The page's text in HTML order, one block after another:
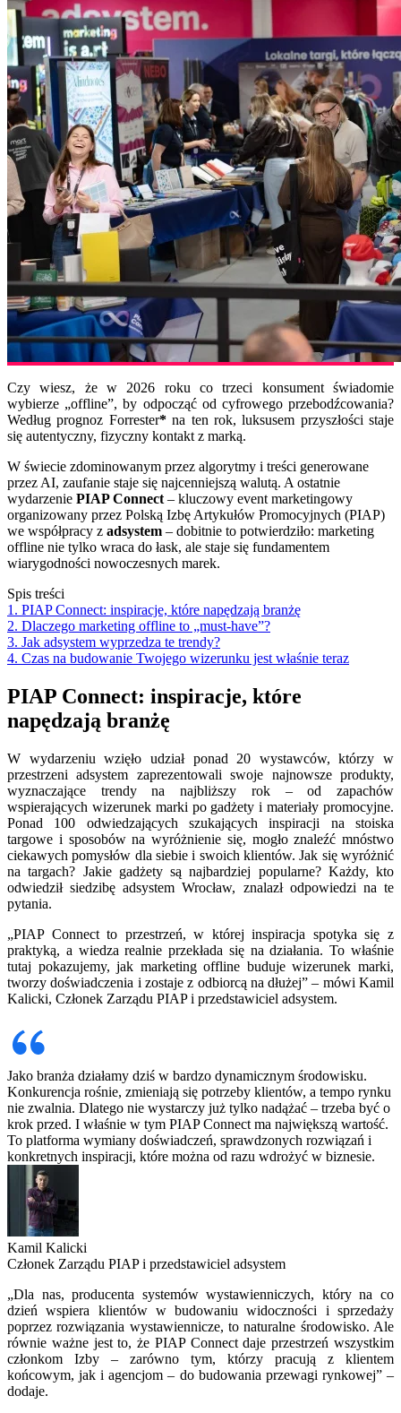
Czy wiesz, że w 2026 roku co trzeci konsument świadomie
wybierze „offline”, by odpocząć od cyfrowego przebodźcowania?
Według prognoz Forrester* na ten rok, luksusem przyszłości staje
się autentyczny, fizyczny kontakt z marką.
W świecie zdominowanym przez algorytmy i treści generowane
przez AI, zaufanie staje się najcenniejszą walutą. A ostatnie
wydarzenie PIAP Connect– kluczowy event marketingowy
organizowany przez Polską Izbę Artykułów Promocyjnych (PIAP)
we współpracy z adsystem – dobitnie to potwierdziło: marketing
offline nie tylko wraca do łask, ale staje się fundamentem
wiarygodności nowoczesnych marek.
Spis treści
1. PIAP Connect: inspiracje, które napędzają branżę
2. Dlaczego marketing offline to „must-have”?
3. Jak adsystem wyprzedza te trendy?
4. Czas na budowanie Twojego wizerunku jest właśnie teraz
PIAP Connect: inspiracje, które
napędzają branżę
W wydarzeniu wzięło udział ponad 20 wystawców, którzy w
przestrzeni adsystem zaprezentowali swoje najnowsze produkty,
wyznaczające trendy na najbliższy rok – od zapachów
wspierających wizerunek marki po gadżety i materiały promocyjne.
Ponad 100 odwiedzających szukających inspiracji na stoiska
targowe i sposobów na wyróżnienie się, mogło znaleźć mnóstwo
ciekawych pomysłów dla siebie i swoich klientów. Jak się wyróżnić
na targach? Jakie gadżety są najbardziej popularne? Każdy, kto
odwiedził siedzibę adsystem Wrocław, znalazł odpowiedzi na te
pytania.
„PIAP Connect to przestrzeń, w której inspiracja spotyka się z
praktyką, a wiedza realnie przekłada się na działania. To właśnie
tutaj pokazujemy, jak marketing offline buduje wizerunek marki,
tworzy doświadczenia i zostaje z odbiorcą na dłużej” – mówi Kamil
Kalicki, Członek Zarządu PIAP i przedstawiciel adsystem.
Jako branża działamy dziś w bardzo dynamicznym środowisku.
Konkurencja rośnie, zmieniają się potrzeby klientów, a tempo rynku
nie zwalnia. Dlatego nie wystarczy już tylko nadążać – trzeba być o
krok przed. I właśnie w tym PIAP Connect ma największą wartość.
To platforma wymiany doświadczeń, sprawdzonych rozwiązań i
konkretnych inspiracji, które można od razu wdrożyć w biznesie.
Kamil Kalicki
Członek Zarządu PIAP i przedstawiciel adsystem
„Dla nas, producenta systemów wystawienniczych, który na co
dzień wspiera klientów w budowaniu widoczności i sprzedaży
poprzez rozwiązania wystawiennicze, to naturalne środowisko. Ale
równie ważne jest to, że PIAP Connect daje przestrzeń wszystkim
członkom Izby – zarówno tym, którzy pracują z klientem
końcowym, jak i agencjom – do budowania przewagi rynkowej” –
dodaje.